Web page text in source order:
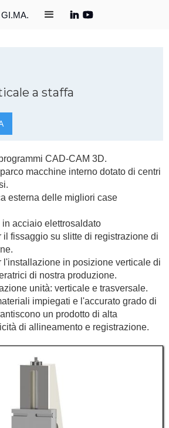
a staffa
CAD-CAM 3D.
macchine interno dotato di centri
esterna delle migliori case
acciaio elettrosaldato
il fissaggio su slitte di registrazione di
l'installazione in posizione verticale di
di nostra produzione.
unità: verticale e trasversale.
impiegati e l'accurato grado di
un prodotto di alta
di allineamento e registrazione.